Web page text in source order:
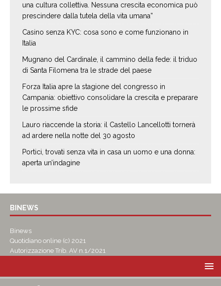
una cultura collettiva. Nessuna crescita economica può
prescindere dalla tutela della vita umana”
Casino senza KYC: cosa sono e come funzionano in
Italia
Mugnano del Cardinale, il cammino della fede: il triduo
di Santa Filomena tra le strade del paese
Forza Italia apre la stagione del congresso in
Campania: obiettivo consolidare la crescita e preparare
le prossime sfide
Lauro riaccende la storia: il Castello Lancellotti tornerà
ad ardere nella notte del 30 agosto
Portici, trovati senza vita in casa un uomo e una donna:
aperta un’indagine
BINEWS
Binews
Quotidiano online (c) 2021
Autorizzazione Trib. AV n.1/2021